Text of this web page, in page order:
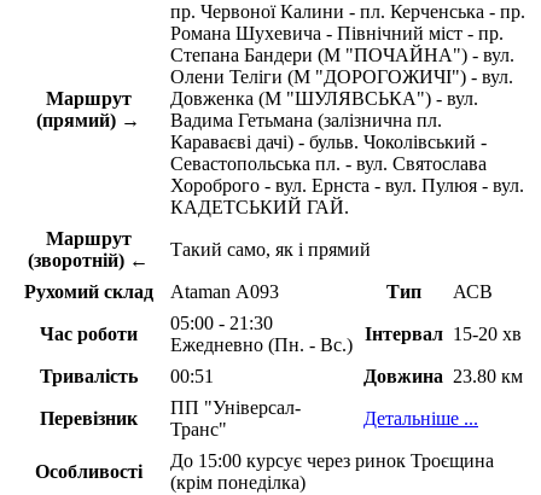
Маршрут
(прямий) →
пр. Червоної Калини - пл. Керченська - пр.
Романа Шухевича - Північний міст - пр.
Степана Бандери (М "ПОЧАЙНА") - вул.
Олени Теліги (М "ДОРОГОЖИЧІ") - вул.
Довженка (М "ШУЛЯВСЬКА") - вул.
Вадима Гетьмана (залізнична пл.
Караваєві дачі) - бульв. Чоколівський -
Севастопольська пл. - вул. Святослава
Хороброго - вул. Ернста - вул. Пулюя - вул.
КАДЕТСЬКИЙ ГАЙ.
Маршрут
(зворотній) ←
Такий само, як і прямий
Рухомий склад Ataman А093 Тип АСВ
Час роботи
05:00 - 21:30
Ежедневно (Пн. - Вс.)
Інтервал 15-20 хв
Тривалість 00:51 Довжина 23.80 км
Перевізник
ПП "Універсал-
Транс"
Детальніше ...
Особливості
До 15:00 курсує через ринок Троєщина
(крім понеділка)